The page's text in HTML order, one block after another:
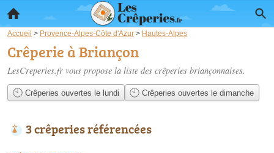
Accueil > Provence-Alpes-Côte d'Azur > Hautes-Alpes
Crêperie à Briançon
LesCreperies.fr vous propose la liste des crêperies briançonnaises.
Crêperies ouvertes le lundi Crêperies ouvertes le dimanche
3 crêperies référencées